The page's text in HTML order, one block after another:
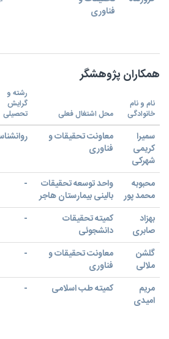
فناوری
همکاران پژوهشگر
نام و نام
خانوادگی
محل اشتغال فعلی
رشته و
گرایش
تحصیلی
سمیرا
کریمی
شهرکی
معاونت تحقیقات و
فناوری
محبوبه
محمد پور
واحد توسعه تحقیقات
بالینی بیمارستان هاجر
-
بهزاد
صابری
کمیته تحقیقات
دانشجوئی
-
گلشن
ملالی
معاونت تحقیقات و
فناوری
-
مریم
امیدی
کمیته طب اسلامی -